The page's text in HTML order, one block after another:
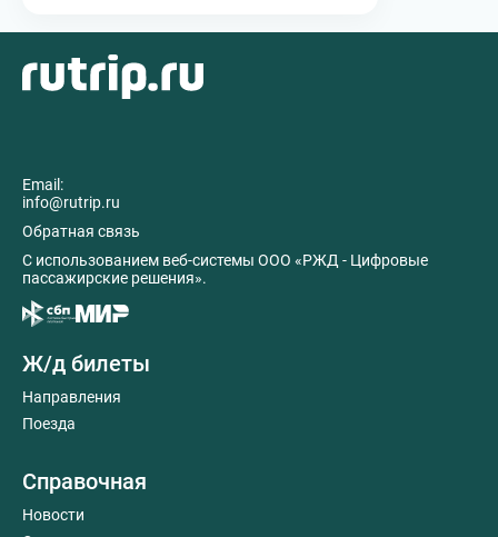
Email:
info@rutrip.ru
Обратная связь
C использованием веб-системы ООО «РЖД - Цифровые
пассажирские решения».
Ж/д билеты
Направления
Поезда
Справочная
Новости